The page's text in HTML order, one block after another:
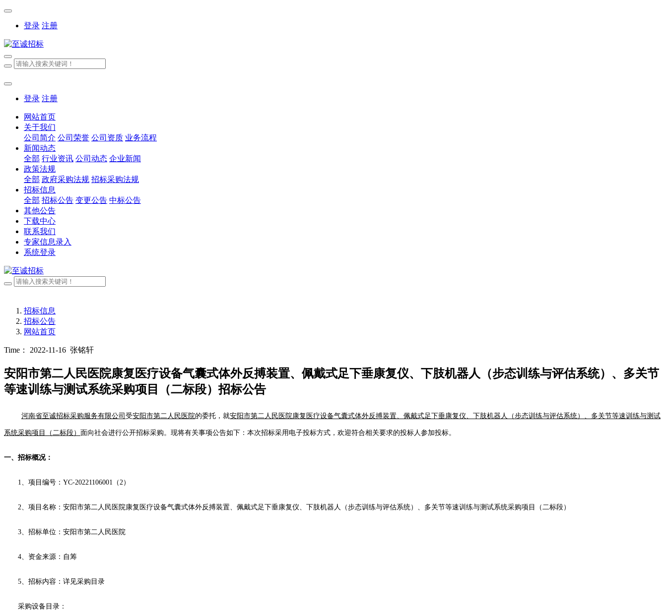
登录 注册
登录 注册
网站首页
关于我们
公司简介 公司荣誉 公司资质 业务流程
新闻动态
全部 行业资讯 公司动态 企业新闻
政策法规
全部 政府采购法规 招标采购法规
招标信息
全部 招标公告 变更公告 中标公告
其他公告
下载中心
联系我们
专家信息录入
系统登录
招标信息
招标公告
网站首页
Time： 2022-11-16 张铭轩
安阳市第二人民医院康复医疗设备气囊式体外反搏装置、佩戴式足下垂康复仪、下肢机器人（步态训练与评估系统）、多关节
等速训练与测试系统采购项目（二标段）招标公告
河南省至诚招标采购服务有限公司 受安阳市第二人民医院的委托，就安阳市第二人民医院康复医疗设备气囊式体外反搏装置、佩戴式足下垂康复仪、下肢机器人（步态训练与评估系统）、多关节等速训练与测试
系统采购项目（二标段） 面向社会进行公开招标采购。现将有关事项公告如下：本次招标采用电子投标方式，欢迎符合相关要求的投标人参加投标。
一、招标概况：
1、 项目 编号： YC-20221106001（2）
2、项目名称： 安阳市第二人民医院康复医疗设备气囊式体外反搏装置、佩戴式足下垂康复仪、下肢机器人（步态训练与评估系统）、多关节等速训练与测试系统采购项目（二标段）
3、 招标单位： 安阳市第二人民医院
4、资金来源：自筹
5、 招标内容：详见采购目录
采购设备目录：